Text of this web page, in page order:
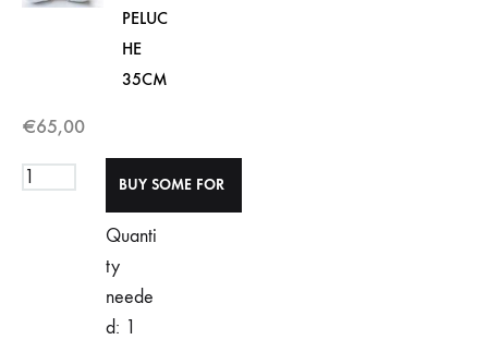
PELUC
HE
35CM
€65,00
Quanti
ty
neede
d: 1